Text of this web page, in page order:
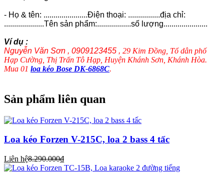
- Họ & tên: ......................Điện thoại: ................địa chỉ:
....................Tên sản phẩm:.................số lượng......................
Ví dụ :
Nguyễn Văn Sơn , 0909123455 , 29 Kim Đồng, Tổ dân phố
Hạp Cường, Thị Trấn Tô Hạp, Huyện Khánh Sơn, Khánh Hòa.
Mua 01 loa kéo Bose DK-6868C.
Sản phẩm liên quan
Loa kéo Forzen V-215C, loa 2 bass 4 tấc
Liên hệ8.290.000₫